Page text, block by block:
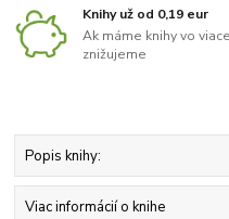
Knihy už od 0,19 eur
Ak máme knihy vo
znižujeme
Popis knihy:
Viac informácií o knihe